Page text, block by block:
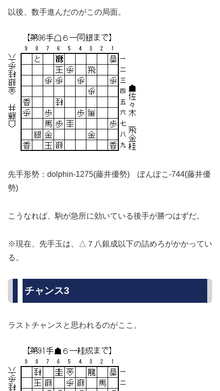
以後、数手進んだのがこの局面。
先手形勢：dolphin-1275(藤井優勢) ぽんぽこ-744(藤井優
勢)
こうなれば、駒が急所に効いている後手が勝つはずだ。
※現在、先手玉は、△７八銀成以下の詰めろがかかってい
る。
チャンス3
ラストチャンスと思われるのがここ。